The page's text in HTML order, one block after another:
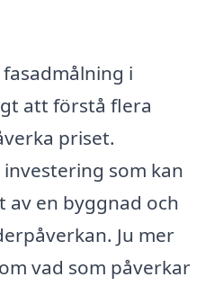
i
att förstå flera
priset.
som kan
en byggnad och
Ju mer
vad som påverkar